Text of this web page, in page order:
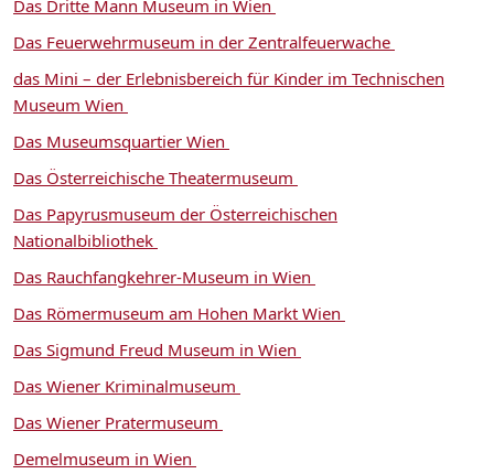
Das Dritte Mann Museum in Wien
Das Feuerwehrmuseum in der Zentralfeuerwache
das Mini – der Erlebnisbereich für Kinder im Technischen
Museum Wien
Das Museumsquartier Wien
Das Österreichische Theatermuseum
Das Papyrusmuseum der Österreichischen
Nationalbibliothek
Das Rauchfangkehrer-Museum in Wien
Das Römermuseum am Hohen Markt Wien
Das Sigmund Freud Museum in Wien
Das Wiener Kriminalmuseum
Das Wiener Pratermuseum
Demelmuseum in Wien